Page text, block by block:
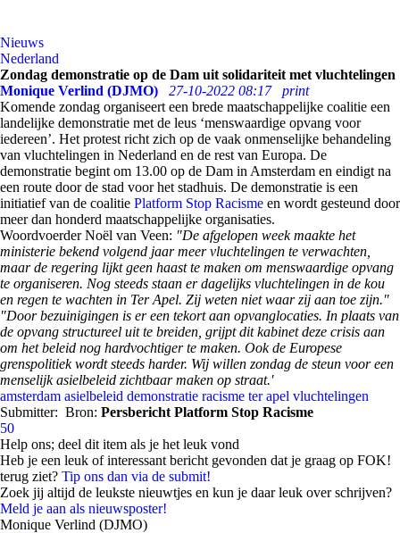
Nieuws
Nederland
Zondag demonstratie op de Dam uit solidariteit met vluchtelingen
Monique Verlind (DJMO)
27-10-2022 08:17
print
Komende zondag organiseert een brede maatschappelijke coalitie een
landelijke demonstratie met de leus ‘menswaardige opvang voor
iedereen’. Het protest richt zich op de vaak onmenselijke behandeling
van vluchtelingen in Nederland en de rest van Europa. De
demonstratie begint om 13.00 op de Dam in Amsterdam en eindigt na
een route door de stad voor het stadhuis. De demonstratie is een
initiatief van de coalitie Platform Stop Racisme en wordt gesteund door
meer dan honderd maatschappelijke organisaties.
Woordvoerder Noël van Veen: "De afgelopen week maakte het
ministerie bekend volgend jaar meer vluchtelingen te verwachten,
maar de regering lijkt geen haast te maken om menswaardige opvang
te organiseren. Nog steeds staan er dagelijks vluchtelingen in de kou
en regen te wachten in Ter Apel. Zij weten niet waar zij aan toe zijn."
"Door bezuinigingen is er een tekort aan opvanglocaties. In plaats van
de opvang structureel uit te breiden, grijpt dit kabinet deze crisis aan
om het beleid nog hardvochtiger te maken. Ook de Europese
grenspolitiek wordt steeds harder. Wij willen zondag de steun voor een
menselijk asielbeleid zichtbaar maken op straat.'
amsterdam asielbeleid demonstratie racisme ter apel vluchtelingen
Submitter: Bron: Persbericht Platform Stop Racisme
50
Help ons; deel dit item als je het leuk vond
Heb je een leuk of interessant bericht gevonden dat je graag op FOK!
terug ziet? Tip ons dan via de submit!
Zoek jij altijd de leukste nieuwtjes en kun je daar leuk over schrijven?
Meld je aan als nieuwsposter!
Monique Verlind (DJMO)